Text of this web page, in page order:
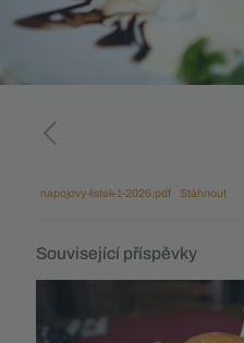
napojovy-listek-1-2026.pdf Stáhnout
Související příspěvky